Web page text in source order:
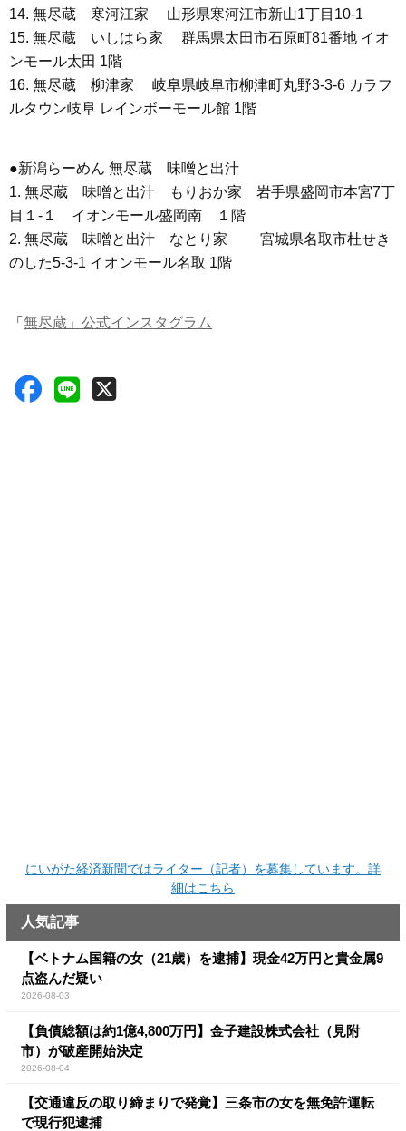
14. 無尽蔵 寒河江家 山形県寒河江市新山1丁目10-1
15. 無尽蔵 いしはら家 群馬県太田市石原町81番地 イオ
ンモール太田 1階
16. 無尽蔵 柳津家 岐阜県岐阜市柳津町丸野3-3-6 カラフ
ルタウン岐阜 レインボーモール館 1階
●新潟らーめん 無尽蔵 味噌と出汁
1. 無尽蔵 味噌と出汁 もりおか家 岩手県盛岡市本宮7丁
目１-１ イオンモール盛岡南 １階
2. 無尽蔵 味噌と出汁 なとり家 宮城県名取市杜せき
のした5-3-1 イオンモール名取 1階
「 無尽蔵」公式インスタグラム
にいがた経済新聞ではライター（記者）を募集しています。詳
細はこちら
人気記事
【ベトナム国籍の女（21歳）を逮捕】現金42万円と貴金属9
点盗んだ疑い
2026-08-03
【負債総額は約1億4,800万円】金子建設株式会社（見附
市）が破産開始決定
2026-08-04
【交通違反の取り締まりで発覚】三条市の女を無免許運転
で現行犯逮捕